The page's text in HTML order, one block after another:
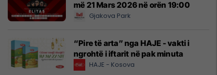
më 21 Mars 2026 në orën 19:00
Gjakova Park
“Pire të arta” nga HAJE - vakti i
ngrohtë i iftarit në pak minuta
HAJE - Kosova